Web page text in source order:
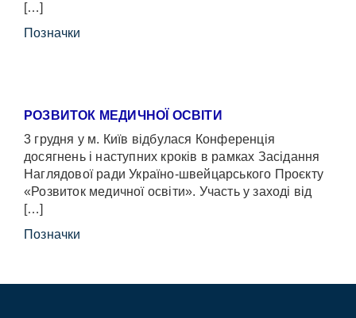
[…]
Позначки
РОЗВИТОК МЕДИЧНОЇ ОСВІТИ
3 грудня у м. Київ відбулася Конференція
досягнень і наступних кроків в рамках Засідання
Наглядової ради Україно-швейцарського Проєкту
«Розвиток медичної освіти». Участь у заході від
[…]
Позначки